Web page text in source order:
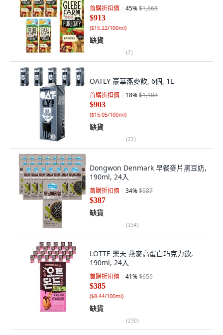
首購折扣價 45%$1,668
$913
($15.22/100ml)
缺貨
(2)
OATLY 豪華燕麥飲, 6個, 1L
首購折扣價 18%$1,103
$903
($15.05/100ml)
缺貨
(22)
Dongwon Denmark 早餐麥片黑豆奶,
190ml, 24入
首購折扣價 34%$587
$387
缺貨
(154)
LOTTE 樂天 燕麥高蛋白巧克力飲,
190ml, 24入
首購折扣價 41%$655
$385
($8.44/100ml)
缺貨
(230)